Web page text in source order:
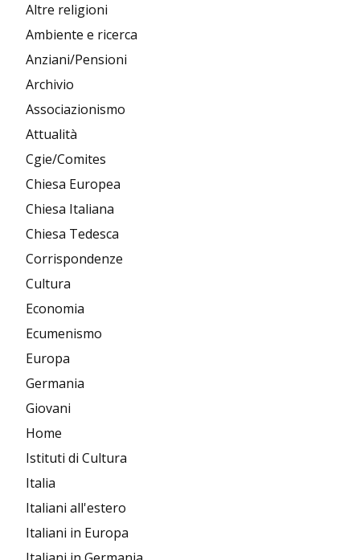
Altre religioni
Ambiente e ricerca
Anziani/Pensioni
Archivio
Associazionismo
Attualità
Cgie/Comites
Chiesa Europea
Chiesa Italiana
Chiesa Tedesca
Corrispondenze
Cultura
Economia
Ecumenismo
Europa
Germania
Giovani
Home
Istituti di Cultura
Italia
Italiani all'estero
Italiani in Europa